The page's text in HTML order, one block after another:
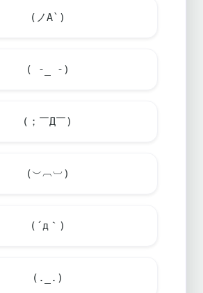
(ノA`)
( -_ -)
(；￣Д￣)
(︶︹︺)
(´д｀)
(._.)